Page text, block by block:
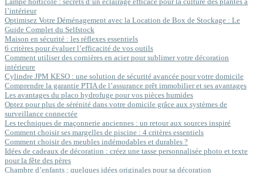
l’intérieur
Optimisez Votre Déménagement avec la Location de Box de Stockage : Le
Guide Complet du Selfstock
Maison en sécurité : les réflexes essentiels
6 critères pour évaluer l’efficacité de vos outils
Comment utiliser des cornières en acier pour sublimer votre décoration
intérieure
Cylindre JPM KESO : une solution de sécurité avancée pour votre domicile
Comprendre la garantie PTIA de l’assurance prêt immobilier et ses avantages
Les avantages du placo hydrofuge pour vos pièces humides
Optez pour plus de sérénité dans votre domicile grâce aux systèmes de
surveillance connectée
Les techniques de maçonnerie anciennes : un retour aux sources inspiré
Comment choisir ses margelles de piscine : 4 critères essentiels
Comment choisir des meubles indémodables et durables ?
Idées de cadeaux de décoration : créez une tasse personnalisée photo et texte
pour la fête des pères
Chambre d’enfants : quelques idées originales pour sa décoration